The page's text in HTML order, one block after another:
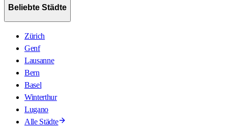
Beliebte Städte
Zürich
Genf
Lausanne
Bern
Basel
Winterthur
Lugano
Alle Städte